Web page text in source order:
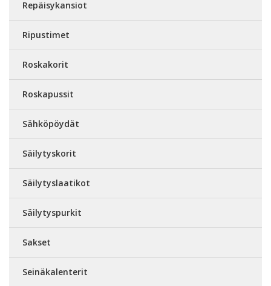
Repäisykansiot
Ripustimet
Roskakorit
Roskapussit
Sähköpöydät
Säilytyskorit
Säilytyslaatikot
Säilytyspurkit
Sakset
Seinäkalenterit